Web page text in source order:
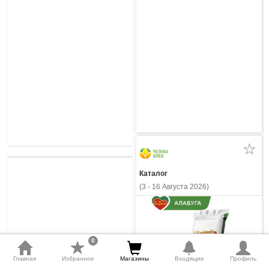
Каталог
(3 - 16 Августа 2026)
Главная Избранное
0
Магазины Входящие Профиль